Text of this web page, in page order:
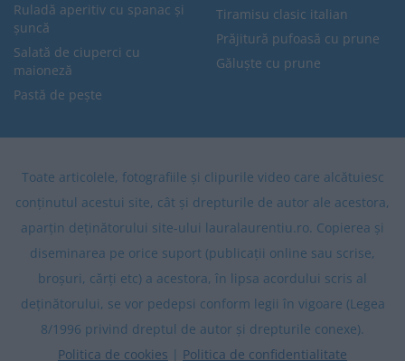
Ruladă aperitiv cu spanac și
șuncă
Salată de ciuperci cu
maioneză
Pastă de pește
Tiramisu clasic italian
Prăjitură pufoasă cu prune
Găluște cu prune
Toate articolele, fotografiile și clipurile video care alcătuiesc
conținutul acestui site, cât și drepturile de autor ale acestora,
aparțin deținătorului site-ului lauralaurentiu.ro. Copierea și
diseminarea pe orice suport (publicații online sau scrise,
broșuri, cărți etc) a acestora, în lipsa acordului scris al
deținătorului, se vor pedepsi conform legii în vigoare (Legea
8/1996 privind dreptul de autor și drepturile conexe).
Politica de cookies | Politica de confidentialitate